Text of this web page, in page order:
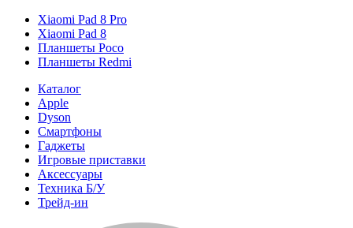
Xiaomi Pad 8 Pro
Xiaomi Pad 8
Планшеты Poco
Планшеты Redmi
Каталог
Apple
Dyson
Смартфоны
Гаджеты
Игровые приставки
Аксессуары
Техника Б/У
Трейд-ин